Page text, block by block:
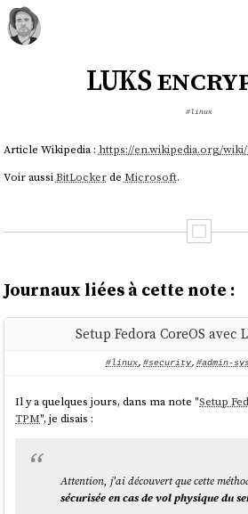
LUKS
#linux
Article Wikipedia : https://en.wikipedia.org/
Voir aussiBitLockerde Microsoft.
Journaux liées à cette note :
Setup Fedora CoreOS avec
#linux, #security, #admin-
Il y a quelques jours, dans ma note "Setup
TPM", je disais :
Attention, j'ai découvert que cette
sécurisée en cas de vol physique du